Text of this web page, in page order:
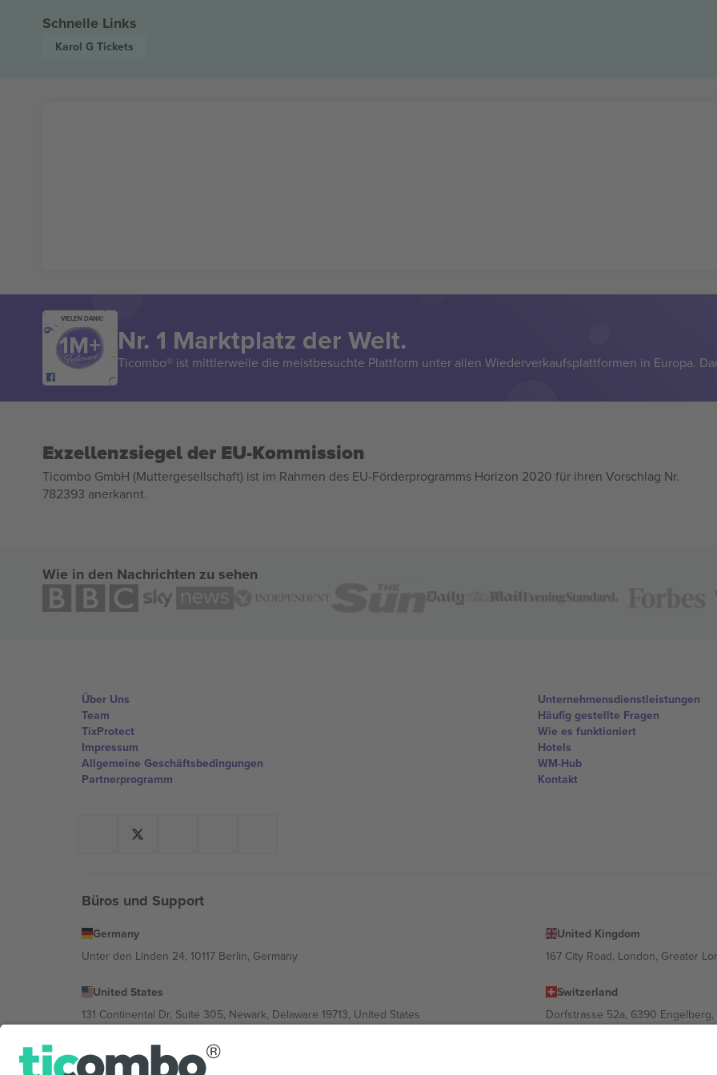
Schnelle Links
Karol G Tickets
VIELEN DANK!
Nr. 1 Marktplatz der Welt.
Ticombo® ist mittlerweile die meistbesuchte Plattform unter allen Wiederverkaufsplattformen in Europa.
Exzellenzsiegel der EU-Kommission
Ticombo GmbH (Muttergesellschaft) ist im Rahmen des EU-Förderprogramms Horizon 2020 für ihren Vorschlag Nr.
782393 anerkannt.
Wie in den Nachrichten zu sehen
Über Uns
Team
TixProtect
Impressum
Allgemeine Geschäftsbedingungen
Partnerprogramm
Unternehmensdienstleistungen
Häufig gestellte Fragen
Wie es funktioniert
Hotels
WM-Hub
Kontakt
Büros und Support
Germany
Unter den Linden 24, 10117 Berlin, Germany
United Kingdom
167 City Road, London, Greater
United States
131 Continental Dr, Suite 305, Newark, Delaware 19713, United States
Switzerland
Dorfstrasse 52a, 6390
Bulgaria